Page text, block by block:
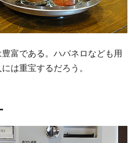
富である。ハバネロなども用
は重宝するだろう。